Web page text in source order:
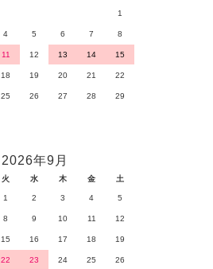
1
4 5 6 7 8
11 12 13 14 15
18 19 20 21 22
25 26 27 28 29
2026年9月
火 水 木 金 土
1 2 3 4 5
8 9 10 11 12
15 16 17 18 19
22 23 24 25 26